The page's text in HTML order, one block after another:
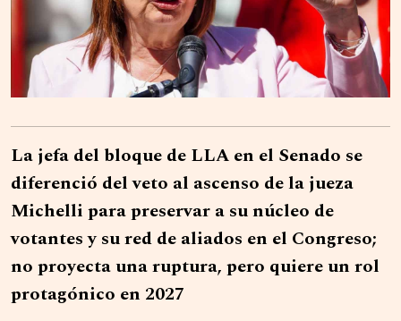
La jefa del bloque de LLA en el Senado se
diferenció del veto al ascenso de la jueza
Michelli para preservar a su núcleo de
votantes y su red de aliados en el Congreso;
no proyecta una ruptura, pero quiere un rol
protagónico en 2027